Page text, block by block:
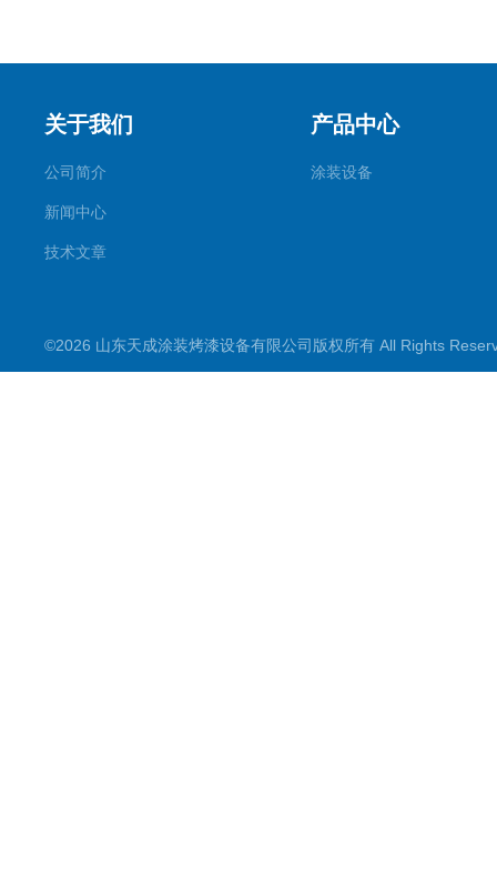
关于我们
公司简介
新闻中心
技术文章
产品中心
涂装设备
©2026 山东天成涂装烤漆设备有限公司版权所有 All Rights